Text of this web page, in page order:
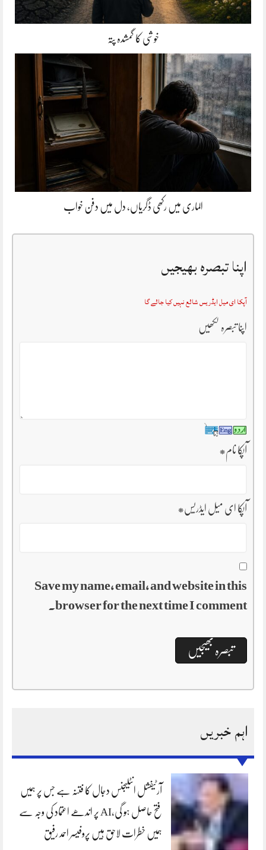
خوشی کا گمشدہ پتہ
الماری میں رکھی ڈگریاں، دل میں دفن خواب
اپنا تبصرہ بھیجیں
آپکا ای میل ایڈریس شائع نہیں کیا جائے گا
اپنا تبصرہ لکھیں
آپکا نام*
آپکا ای میل ایڈریس*
Save my name, email, and website in this
browser for the next time I comment.
اہم خبریں
آرٹیفشل انٹلیجنس دجال کا فتنہ ہے جس پر ہمیں
فتح حاصل ہو گی،AI پر اندھے اعتماد کی وجہ سے
ہمیں خطرات لاحق ہیں پروفیسر احمد رفیق